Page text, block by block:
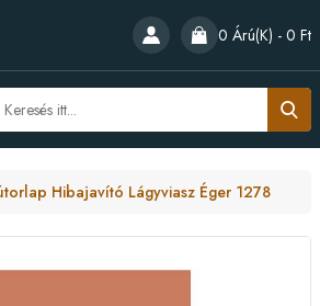
0 Árú(k) - 0 Ft
Hibajavító Lágyviasz Éger 1278